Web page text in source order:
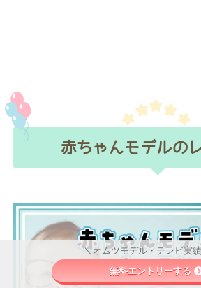
赤ちゃんモデルの
＼オムツモデル・テレビ実
無料エントリーする